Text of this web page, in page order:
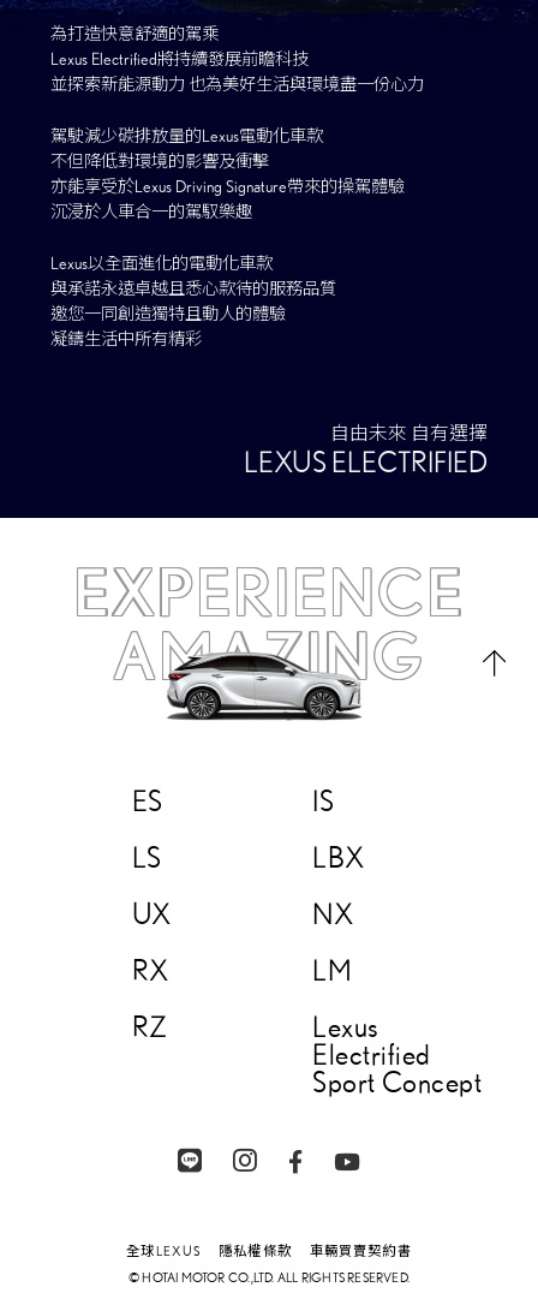
為打造快意舒適的駕乘
Lexus Electrified將持續發展前瞻科技
並探索新能源動力 也為美好生活與環境盡一份心力
駕駛減少碳排放量的Lexus電動化車款
不但降低對環境的影響及衝擊
亦能享受於Lexus Driving Signature帶來的操駕體驗
沉浸於人車合一的駕馭樂趣
Lexus以全面進化的電動化車款
與承諾永遠卓越且悉心款待的服務品質
邀您一同創造獨特且動人的體驗
凝鑄生活中所有精彩
自由未來 自有選擇
LEXUS ELECTRIFIED
EXPERIENCE
AMAZING
ES
IS
LS
LBX
UX
NX
RX
LM
RZ
Lexus
Electrified
Sport Concept
全球LEXUS 隱私權條款 車輛買賣契約書
© HOTAI MOTOR CO.,LTD. ALL RIGHTS RESERVED.